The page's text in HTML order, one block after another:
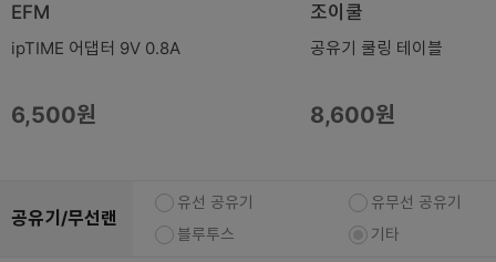
EFM
ipTIME 어댑터 9V 0.8A
6,500원
조이쿨
공유기 쿨링 테이블
8,600원
공유기/무선랜
유선 공유기
유무선 공유기
블루투스
기타